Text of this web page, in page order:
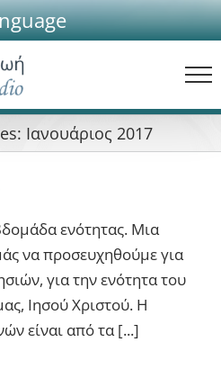
Ιανουάριος 2017
ενότητας. Μια
να προσευχηθούμε για
για την ενότητα του
Ιησού Χριστού. Η
είναι από τα [...]